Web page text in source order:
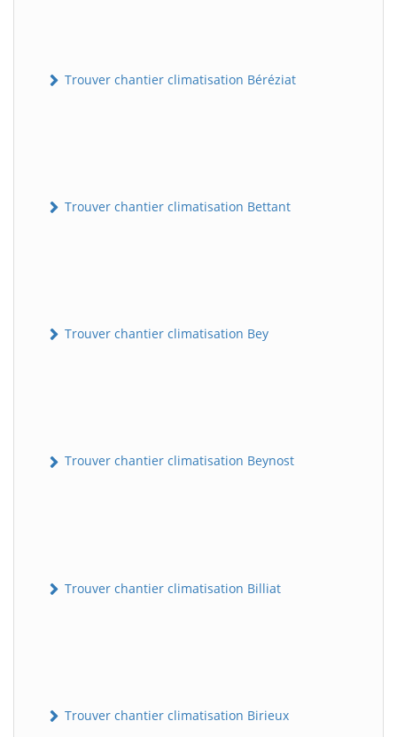
Trouver chantier climatisation Béréziat
Trouver chantier climatisation Bettant
Trouver chantier climatisation Bey
Trouver chantier climatisation Beynost
Trouver chantier climatisation Billiat
Trouver chantier climatisation Birieux